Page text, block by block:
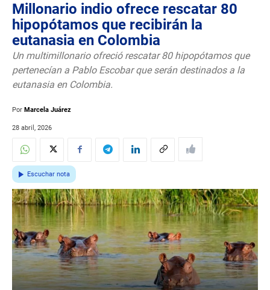
Millonario indio ofrece rescatar 80
hipopótamos que recibirán la
eutanasia en Colombia
Un multimillonario ofreció rescatar 80 hipopótamos que
pertenecían a Pablo Escobar que serán destinados a la
eutanasia en Colombia.
Por Marcela Juárez
28 abril, 2026
Escuchar nota